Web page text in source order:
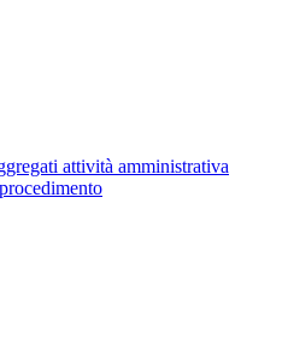
attività amministrativa